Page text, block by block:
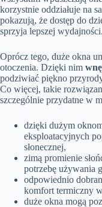
korzystnie oddziałuje na
pokazują, że dostęp do
sprzyja lepszej wydajności.
Oprócz tego, duże okna
otoczenia. Dzięki nim
podziwiać piękno
Co więcej, takie
szczególnie przydatne w
dzięki dużym
eksploatacyjnych
słonecznej,
zimą promienie
potrzebę używania
odpowiednio
komfort termiczny
duże okna mogą